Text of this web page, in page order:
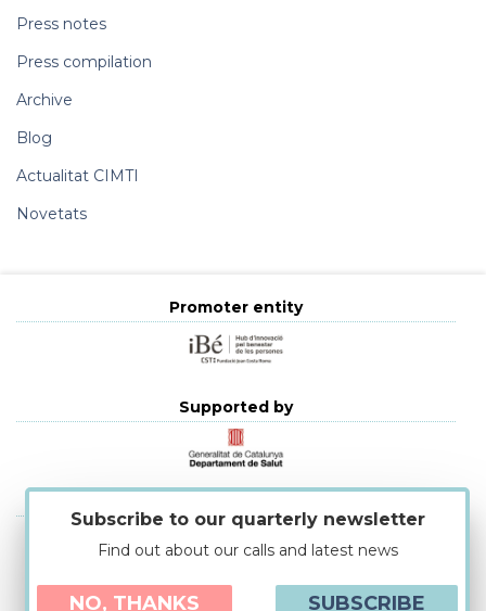
Press notes
Press compilation
Archive
Blog
Actualitat CIMTI
Novetats
Promoter entity
Supported by
Cookies Policy|Legal advise Protecció de dades
Subscribe to our quarterly newsletter
Find out about our calls and latest news
NO, THANKS SUBSCRIBE